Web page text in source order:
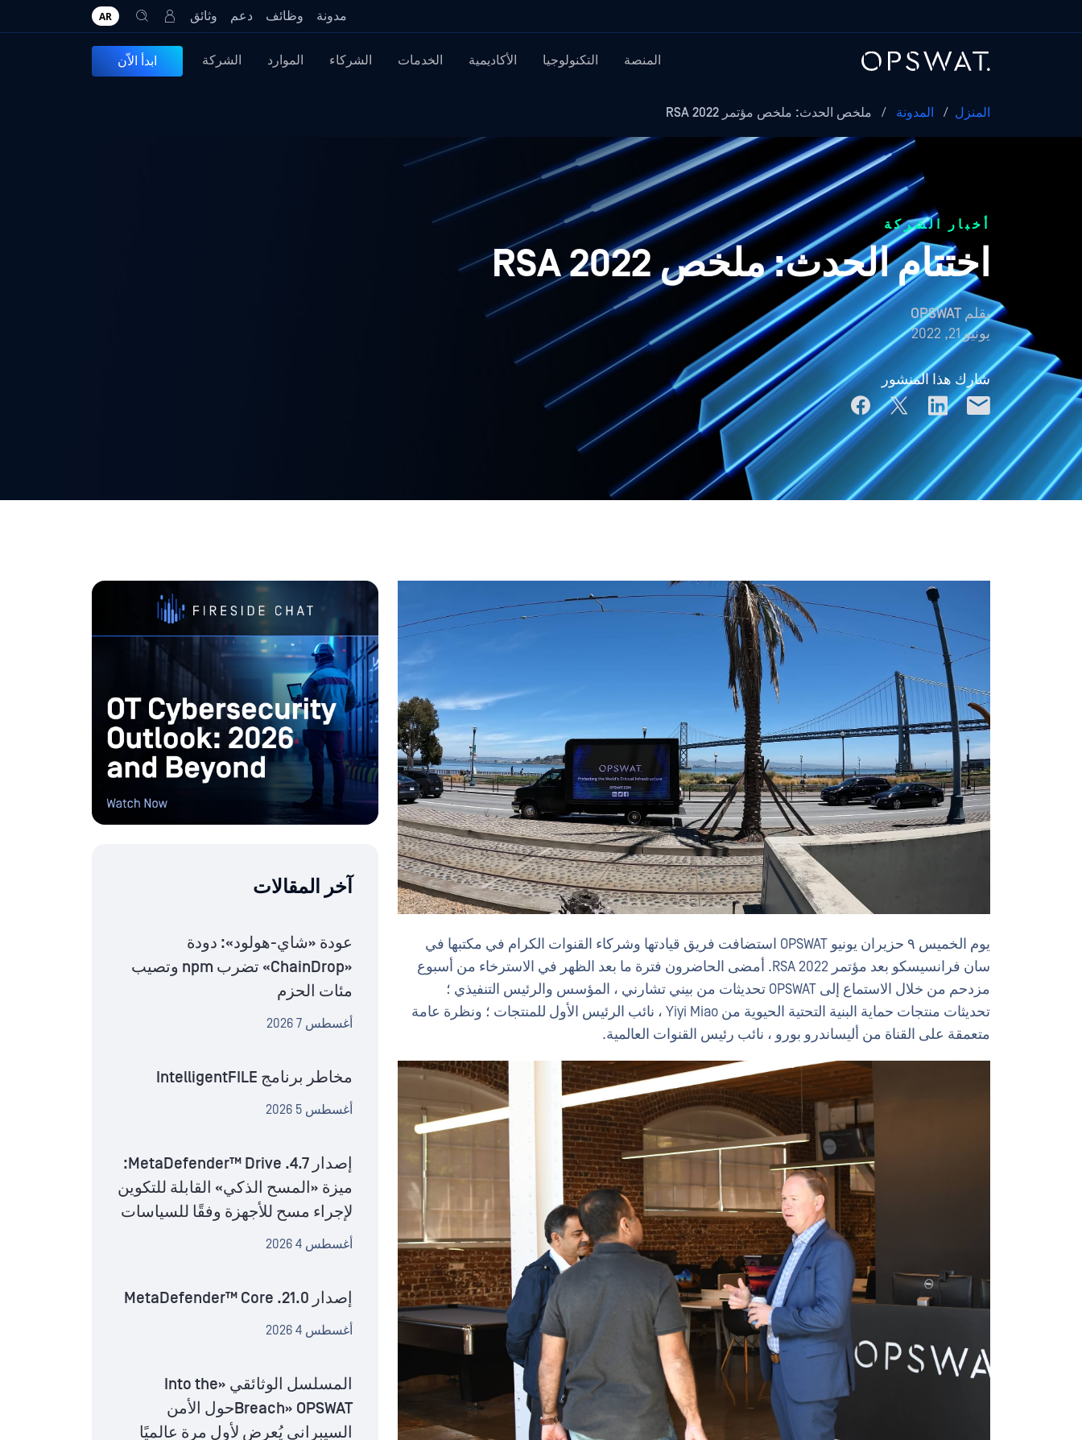
مدونة وظائف دعم وثائق AR
المنصة التكنولوجيا الأكاديمية الخدمات الشركاء الموارد الشركة ابدأ الاّن
المنزل / المدونة / ملخص الحدث: ملخص مؤتمر RSA 2022
أخبار الشركة
اختتام الحدث: ملخص RSA 2022
بقلمOPSWAT
يونيو 21, 2022
شارك هذا المنشور
يوم الخميس ٩ حزيران يونيو OPSWAT استضافت فريق قيادتها وشركاء القنوات الكرام في مكتبها في
سان فرانسيسكو بعد مؤتمر RSA 2022. أمضى الحاضرون فترة ما بعد الظهر في الاسترخاء من أسبوع
مزدحم من خلال الاستماع إلى OPSWAT تحديثات من بيني تشارني ، المؤسس والرئيس التنفيذي ؛
تحديثات منتجات حماية البنية التحتية الحيوية من Yiyi Miao ، نائب الرئيس الأول للمنتجات ؛ ونظرة عامة
متعمقة على القناة من أليساندرو بورو ، نائب رئيس القنوات العالمية.
آخر المقالات
عودة «شاي-هولود»: دودة
«ChainDrop» تضرب npm وتصيب
مئات الحزم
أغسطس 7 2026
مخاطر برنامج IntelligentFILE
أغسطس 5 2026
إصدار MetaDefender™ Drive .4.7:
ميزة «المسح الذكي» القابلة للتكوين
لإجراء مسح للأجهزة وفقًا للسياسات
أغسطس 4 2026
إصدار MetaDefender™ Core .21.0
أغسطس 4 2026
المسلسل الوثائقي «Into the
Breach» OPSWATحول الأمن
السيبراني يُعرض لأول مرة عالميًا